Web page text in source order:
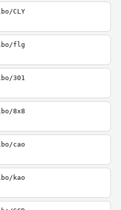
CLY
flg
301
8x8
cao
kao